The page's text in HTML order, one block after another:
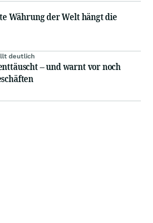
Währung der Welt hängt die
deutlich
– und warnt vor noch